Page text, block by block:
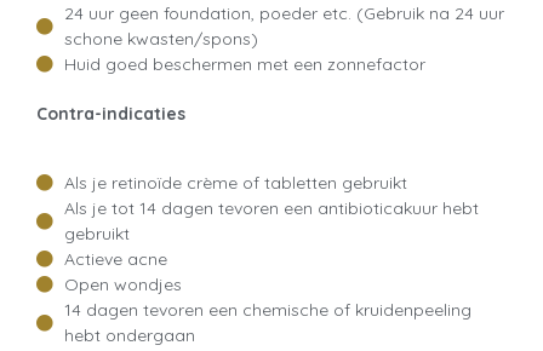
24 uur geen foundation, poeder etc. (Gebruik na 24 uur
schone kwasten/spons)
Huid goed beschermen met een zonnefactor
Contra-indicaties
Als je retinoïde crème of tabletten gebruikt
Als je tot 14 dagen tevoren een antibioticakuur hebt
gebruikt
Actieve acne
Open wondjes
14 dagen tevoren een chemische of kruidenpeeling
hebt ondergaan